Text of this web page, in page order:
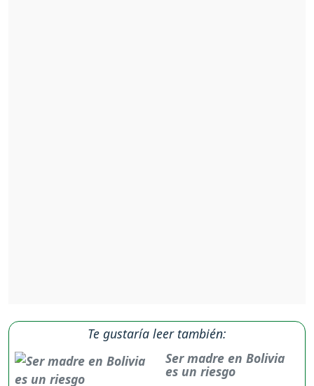
Te gustaría leer también:
Ser madre en Bolivia
es un riesgo